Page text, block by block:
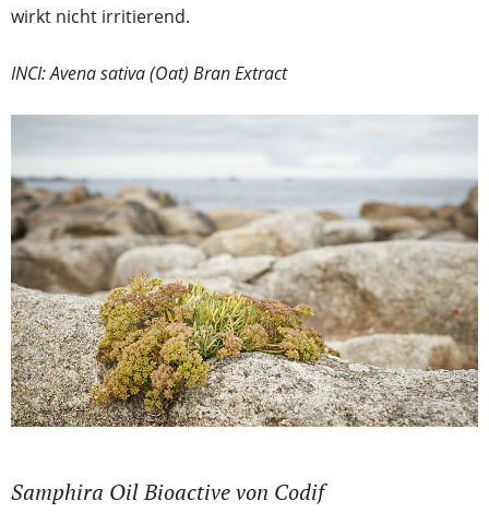
wirkt nicht irritierend.
INCI: Avena sativa (Oat) Bran Extract
Samphira Oil Bioactive von Codif